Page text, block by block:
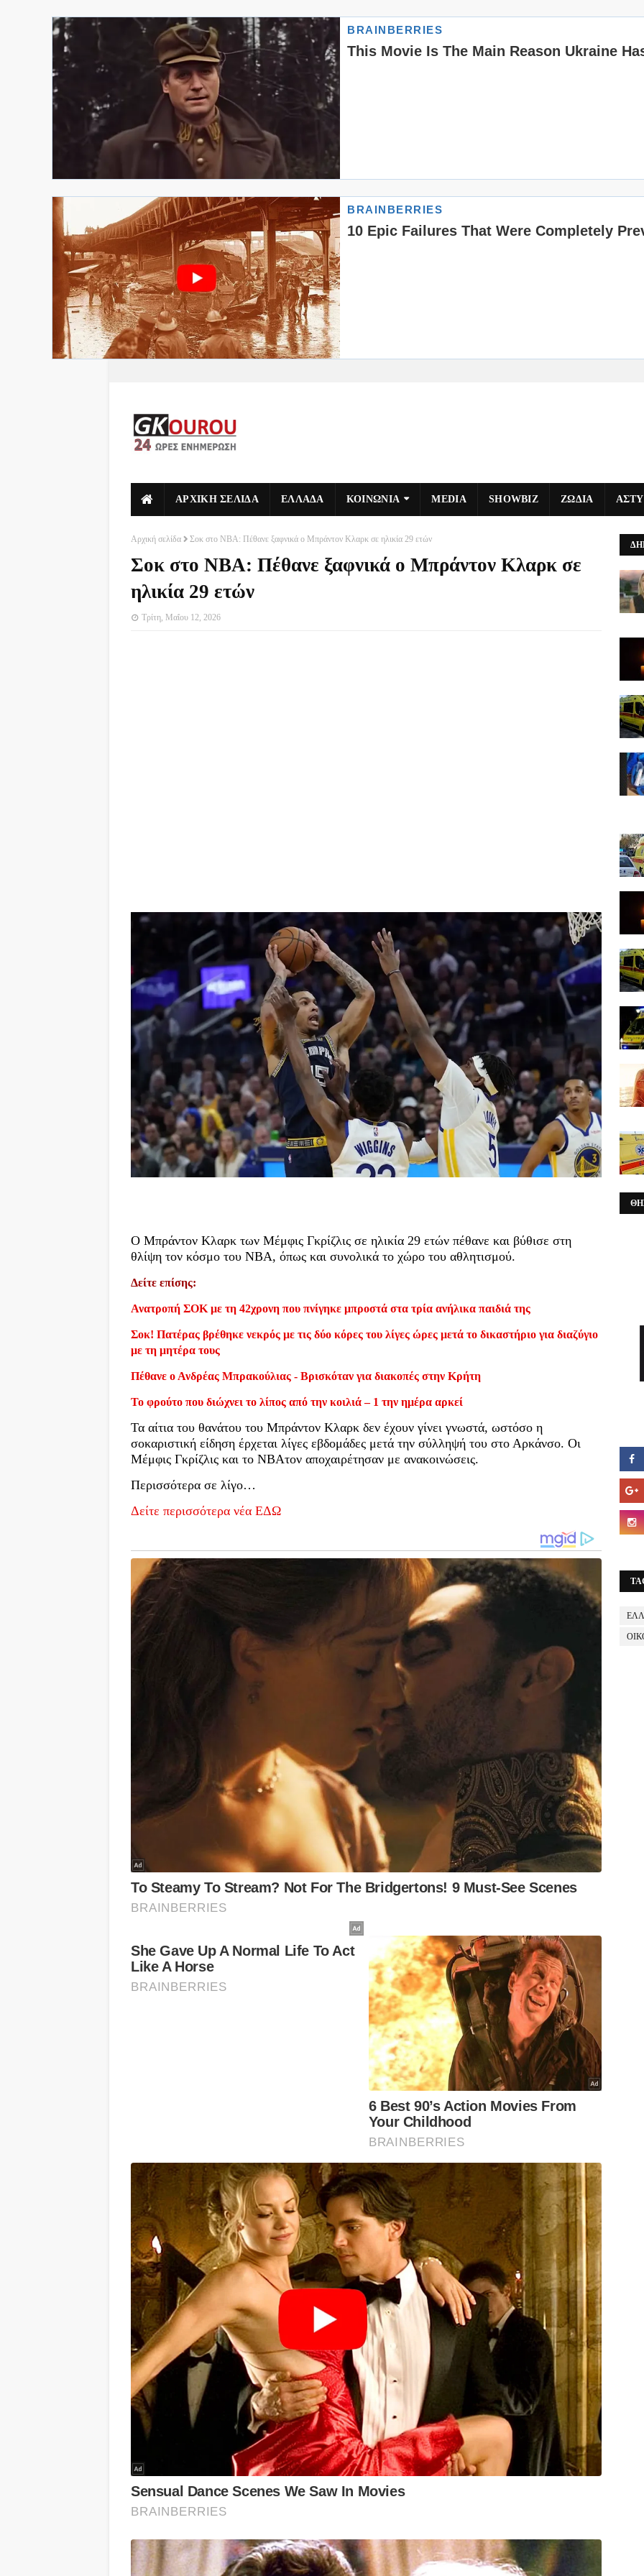
ΑΡΧΙΚΗ ΣΕΛΙΔΑ ΕΛΛΑΔΑ ΚΟΙΝΩΝΙΑ MEDIA SHOWBIZ ΖΩΔΙΑ
Αρχική σελίδα Σοκ στο NBA: Πέθανε ξαφνικά ο Μπράντον Κλαρκ σε ηλικία 29 ετών
Σοκ στο NBA: Πέθανε ξαφνικά ο Μπράντον Κλαρκ σε
ηλικία 29 ετών
Τρίτη, Μαΐου 12, 2026
Ο Μπράντον Κλαρκ των Μέμφις Γκρίζλις σε ηλικία 29 ετών πέθανε και βύθισε στη
θλίψη τον κόσμο του NBA, όπως και συνολικά το χώρο του αθλητισμού.
Δείτε επίσης:
Ανατροπή ΣΟΚ με τη 42χρονη που πνίγηκε μπροστά στα τρία ανήλικα παιδιά της
Σοκ! Πατέρας βρέθηκε νεκρός με τις δύο κόρες του λίγες ώρες μετά το δικαστήριο για διαζύγιο
με τη μητέρα τους
Πέθανε ο Ανδρέας Μπρακούλιας - Βρισκόταν για διακοπές στην Κρήτη
Το φρούτο που διώχνει το λίπος από την κοιλιά – 1 την ημέρα αρκεί
Τα αίτια του θανάτου του Μπράντον Κλαρκ δεν έχουν γίνει γνωστά, ωστόσο η
σοκαριστική είδηση έρχεται λίγες εβδομάδες μετά την σύλληψή του στο Αρκάνσο. Οι
Μέμφις Γκρίζλις και το NBAτον αποχαιρέτησαν με ανακοινώσεις.
Περισσότερα σε λίγο…
Δείτε περισσότερα νέα ΕΔΩ